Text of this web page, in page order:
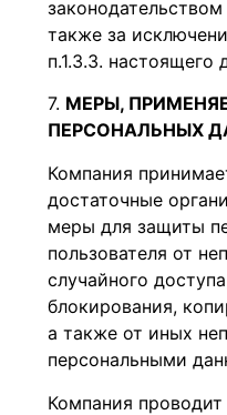
также за
п.1.3.3. настоящего
МЕРЫ,
ПЕРСОНАЛЬНЫХ
Компания
достаточные
меры для защиты
пользователя от
случайного
блокирования,
а также от иных
персональными
Компания